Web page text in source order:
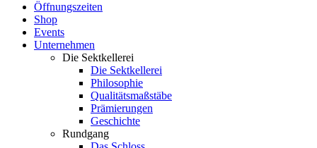
Öffnungszeiten
Shop
Events
Unternehmen
Die Sektkellerei
Die Sektkellerei
Philosophie
Qualitätsmaßstäbe
Prämierungen
Geschichte
Rundgang